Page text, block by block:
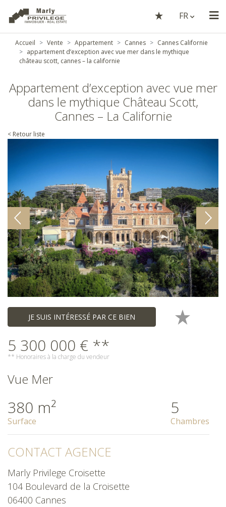
FR
Accueil Vente Appartement Cannes
Cannes Californie
appartement d’exception avec vue mer dans le mythique
château scott, cannes – la californie
Appartement d’exception avec vue mer
dans le mythique Château Scott,
Cannes – La Californie
< Retour liste
JE SUIS INTÉRESSÉ PAR CE BIEN
5 300 000 € **
** Honoraires à la charge du vendeur
Vue Mer
380 m²
Surface
5
Chambres
CONTACT AGENCE
Marly Privilege Croisette
104 Boulevard de la Croisette
06400 Cannes